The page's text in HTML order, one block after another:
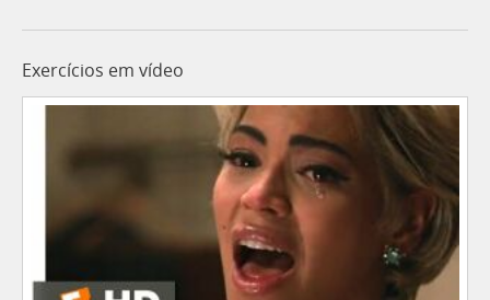
Exercícios em vídeo